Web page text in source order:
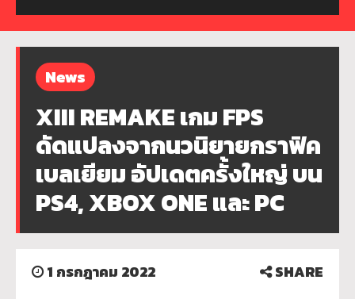
News
XIII REMAKE เกม FPS
ดัดแปลงจากนวนิยายกราฟิค
เบลเยียม อัปเดตครั้งใหญ่ บน
PS4, XBOX ONE และ PC
1 กรกฎาคม 2022 SHARE